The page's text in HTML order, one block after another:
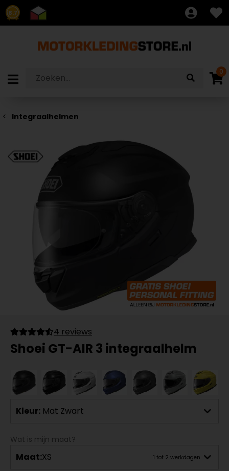
8.7
0
Integraalhelmen
4 reviews
Shoei GT-AIR 3 integraalhelm
Kleur: Mat Zwart
Wat is mijn maat?
Maat:XS 1 tot 2 werkdagen